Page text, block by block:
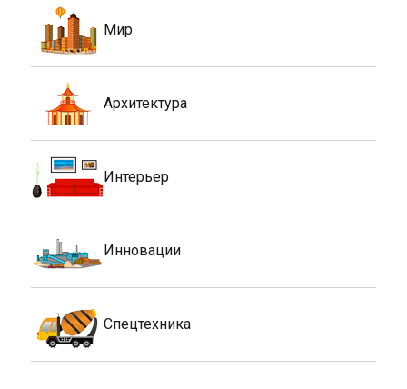
Мир
Архитектура
Интерьер
Инновации
Спецтехника